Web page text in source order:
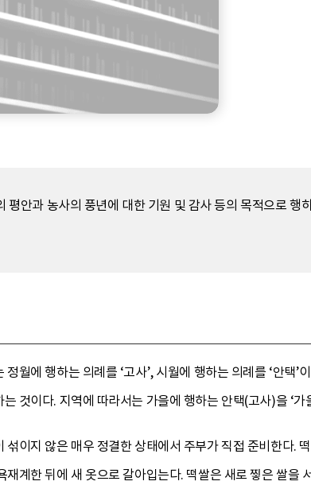
평안과 농사의 풍년에 대한 기원 및 감사 등의 목적으로
정월에 행하는 의례를 ‘고사’, 시월에 행하는 의례를 ‘안택
것이다. 지역에 따라서는 가을에 행하는 안택(고사)을 ‘
섞이지 않은 매우 정결한 상태에서 주부가 직접 준비한다.
재계한 뒤에 새 옷으로 갈아입는다. 떡쌀은 새로 찧은 쌀을